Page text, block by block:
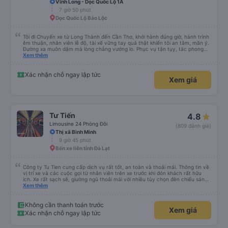
Vĩnh Long - Dọc Quốc Lộ 1A
7 giờ 50 phút
Dọc Quốc Lộ Bảo Lộc
Tôi đi Chuyến xe từ Long Thành đến Cần Thơ, khởi hành đúng giờ, hành trình
êm thuận, nhân viên lễ độ, tài xế vững tay quả thật khiến tôi an tâm, mãn ý.
Đường xa muôn dặm mà lòng chẳng vướng lo. Phục vụ tận tụy, tác phong
nghiêm cẩn, hiếm thấy giữa thời buổi kim tiền vội vã. Xã hội loạn đạo. Xin gửi
Xem thêm
Xác nhận chỗ ngay lập tức
Xem giá
Tư Tiến
Limousine 24 Phòng Đôi
4.8
(809 đánh giá)
Thị xã Bình Minh
9 giờ 45 phút
Bến xe liên tỉnh Đà Lạt
Công ty Tu Tien cung cấp dịch vụ rất tốt, an toàn và thoải mái. Thông tin về
vị trí xe và các cuộc gọi từ nhân viên trên xe trước khi đón khách rất hữu
ích. Xe rất sạch sẽ, giường ngủ thoải mái với nhiều tùy chọn đèn chiếu sáng
và cổng USB được đặt ở vị trí thuận tiện. Nhân viên rất lịch sự và xe đến
Xem thêm
Không cần thanh toán trước
Xác nhận chỗ ngay lập tức
Xem giá